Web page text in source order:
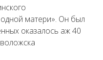
одной матери». Он был
оказалось аж 40